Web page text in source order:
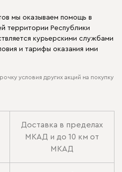
мы оказываем помощь в
территории Республики
курьерскими службами
и тарифы оказания ими
условия других акций на покупку
Доставка в пределах
МКАД и до 10 км от
МКАД